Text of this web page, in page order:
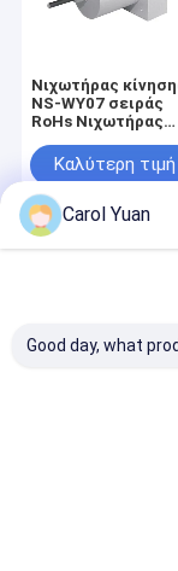
Νιχωτήρας
NS-WY07 σειράς
RoHs Νιχωτήρας
μετατόπισης
σύρματος
Καλύτερη τιμή
Αρχική
Carol Yuan
Good day, what